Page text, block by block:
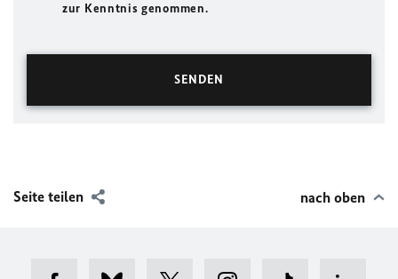
zur Kenntnis genommen.
Seite teilen nach oben